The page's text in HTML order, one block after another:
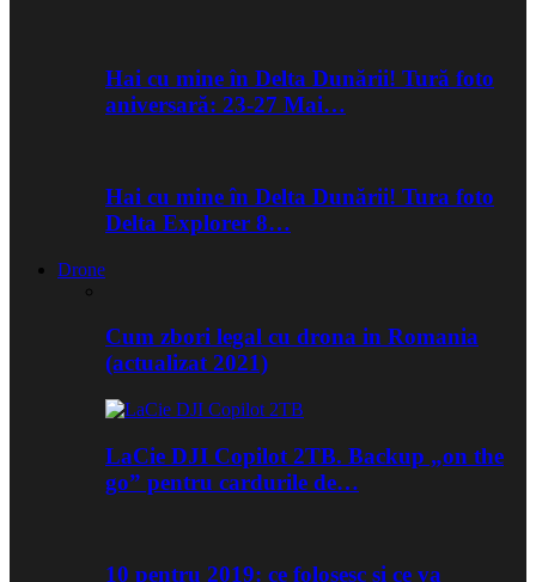
Hai cu mine în Delta Dunării! Tură foto
aniversară: 23-27 Mai…
Hai cu mine în Delta Dunării! Tura foto
Delta Explorer 8…
Drone
Cum zbori legal cu drona in Romania
(actualizat 2021)
LaCie DJI Copilot 2TB. Backup „on the
go” pentru cardurile de…
10 pentru 2019: ce folosesc si ce va